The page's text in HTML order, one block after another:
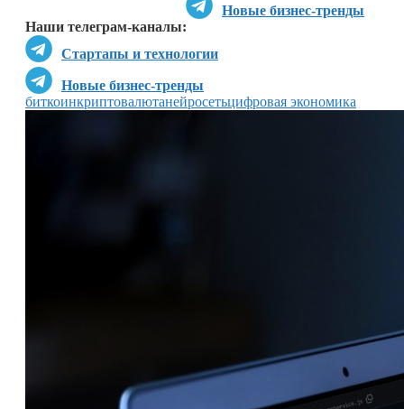
Новые бизнес-тренды
Наши телеграм-каналы:
Стартапы и технологии
Новые бизнес-тренды
биткоинкриптовалютанейросетьцифровая экономика